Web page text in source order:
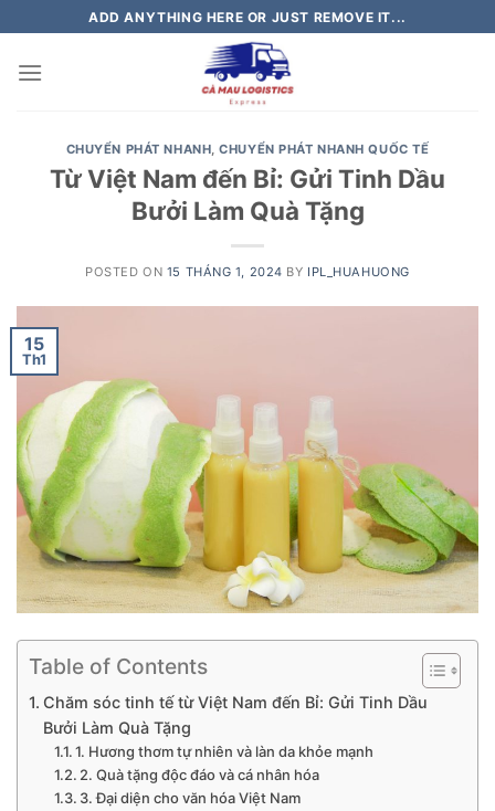
to
content
ADD ANYTHING HERE OR JUST REMOVE IT...
CHUYỂN PHÁT NHANH,CHUYỂN PHÁT NHANH QUỐC TẾ
Từ Việt Nam đến Bỉ: Gửi Tinh Dầu
Bưởi Làm Quà Tặng
POSTED ON 15 THÁNG 1, 2024 BY IPL_HUAHUONG
15
Th1
Table of Contents
Chăm sóc tinh tế từ Việt Nam đến Bỉ: Gửi Tinh Dầu
Bưởi Làm Quà Tặng
1. Hương thơm tự nhiên và làn da khỏe mạnh
2. Quà tặng độc đáo và cá nhân hóa
3. Đại diện cho văn hóa Việt Nam